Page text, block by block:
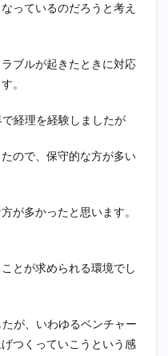
っているのだろうと考え
ブルが起きたときに対応
。
経理を経験しましたが
ので、保守的な方が多い
が多かったと思います。
とが求められる環境でし
が、いわゆるベンチャー
つくっていこうという感